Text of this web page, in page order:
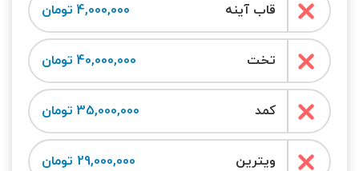
قاب آینه 4,000,000 تومان
تخت 40,000,000 تومان
کمد 35,000,000 تومان
ویترین 29,000,000 تومان